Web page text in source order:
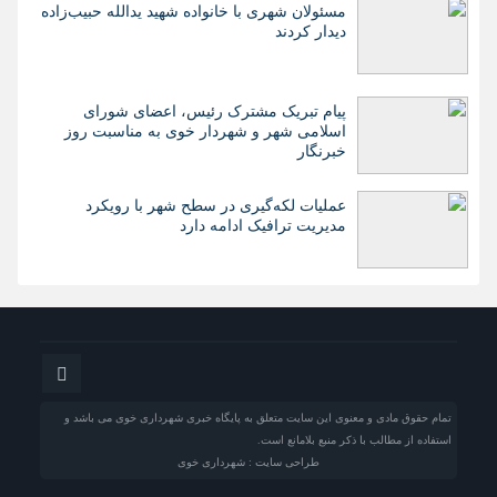
مسئولان شهری با خانواده شهید یدالله حبیب‌زاده
دیدار کردند
پیام تبریک مشترک رئیس، اعضای شورای
اسلامی شهر و شهردار خوی به مناسبت روز
خبرنگار
عملیات لکه‌گیری در سطح شهر با رویکرد
مدیریت ترافیک ادامه دارد
تمام حقوق مادی و معنوی این سایت متعلق به پایگاه خبری شهرداری خوی می باشد و
استفاده از مطالب با ذکر منبع بلامانع است.
طراحی سایت : شهرداری خوی